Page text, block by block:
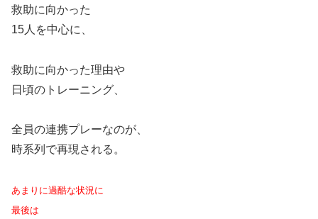
救助に向かった
15人を中心に、
救助に向かった理由や
日頃のトレーニング、
全員の連携プレーなのが、
時系列で再現される。
あまりに過酷な状況に
最後は